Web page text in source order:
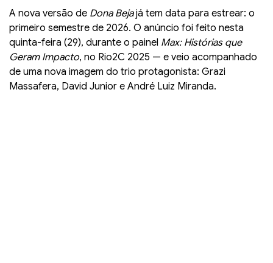
A nova versão de Dona Bejajá tem data para estrear: o
primeiro semestre de 2026. O anúncio foi feito nesta
quinta-feira (29), durante o painel Max: Histórias que
Geram Impacto, no Rio2C 2025 — e veio acompanhado
de uma nova imagem do trio protagonista: Grazi
Massafera, David Junior e André Luiz Miranda.